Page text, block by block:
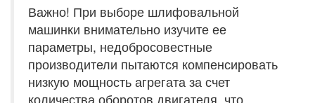
Важно! При выборе шлифовальной
машинки внимательно изучите ее
параметры, недобросовестные
производители пытаются компенсировать
низкую мощность агрегата за счет
количества оборотов двигателя, что